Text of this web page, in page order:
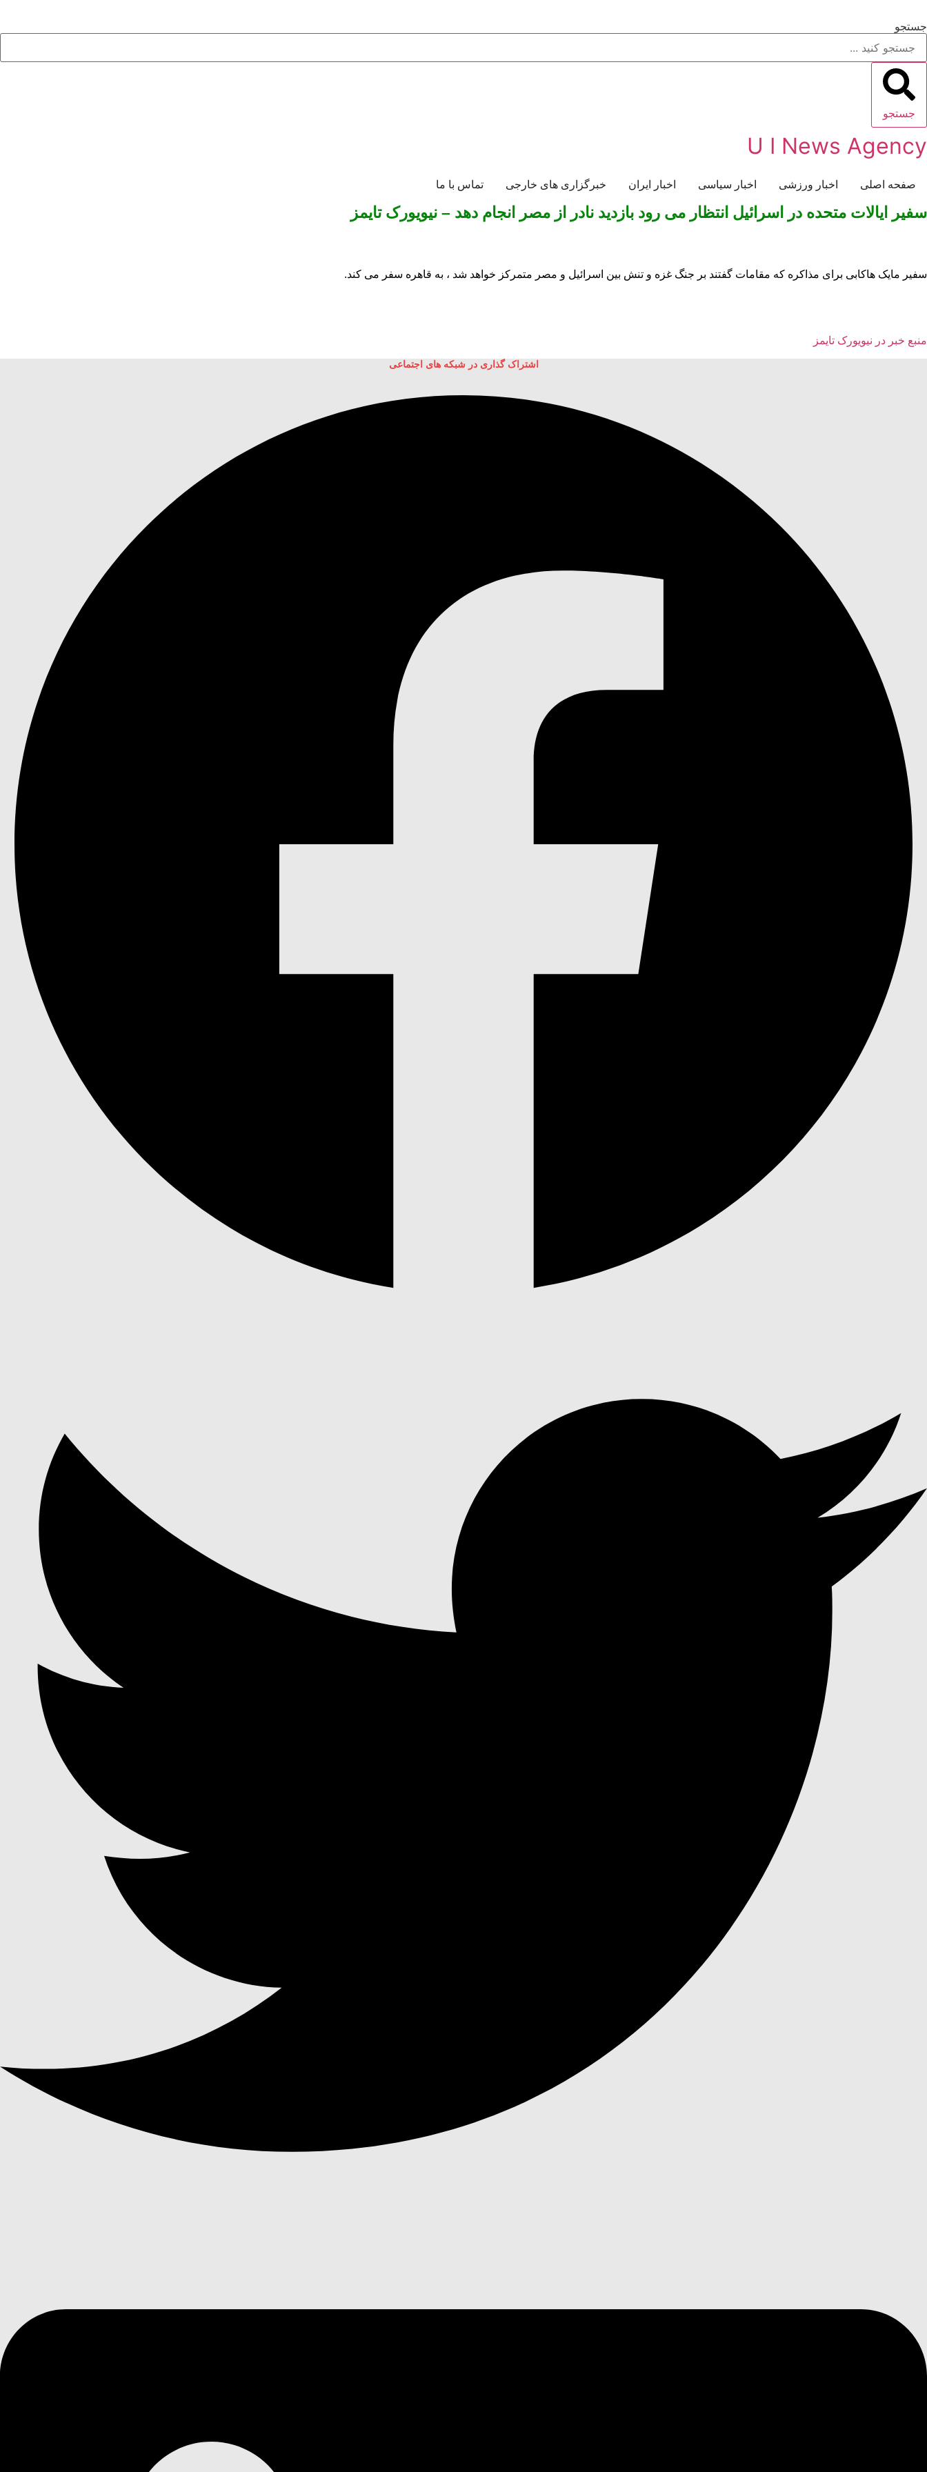
جستجو
جستجو
U I News Agency
صفحه اصلی اخبار ورزشی اخبار سیاسی اخبار ایران خبرگزاری های خارجی تماس با ما
سفیر ایالات متحده در اسرائیل انتظار می رود بازدید نادر از مصر انجام دهد – نیویورک تایمز
سفیر مایک هاکابی برای مذاکره که مقامات گفتند بر جنگ غزه و تنش بین اسرائیل و مصر متمرکز خواهد شد ، به قاهره سفر می کند.
منبع خبر در نیویورک تایمز
اشتراک گذاری در شبکه های اجتماعی